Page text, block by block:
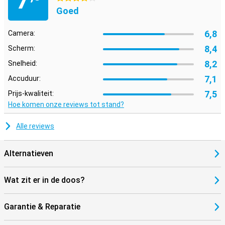
tweede simkaart gebruiken, zodat je op al je nummers bereikbaar
Goed
Camera: 6,8
Scherm: 8,4
Snelheid: 8,2
Accuduur: 7,1
Prijs-kwaliteit: 7,5
Hoe komen onze reviews tot stand?
Alle reviews
Alternatieven
Wat zit er in de doos?
Garantie & Reparatie